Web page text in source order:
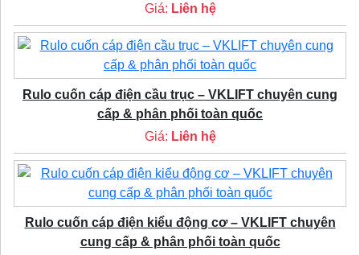
Giá: Liên hệ
Rulo cuốn cáp điện cầu trục – VKLIFT chuyên cung
cấp & phân phối toàn quốc
Giá: Liên hệ
Rulo cuốn cáp điện kiểu động cơ – VKLIFT chuyên
cung cấp & phân phối toàn quốc